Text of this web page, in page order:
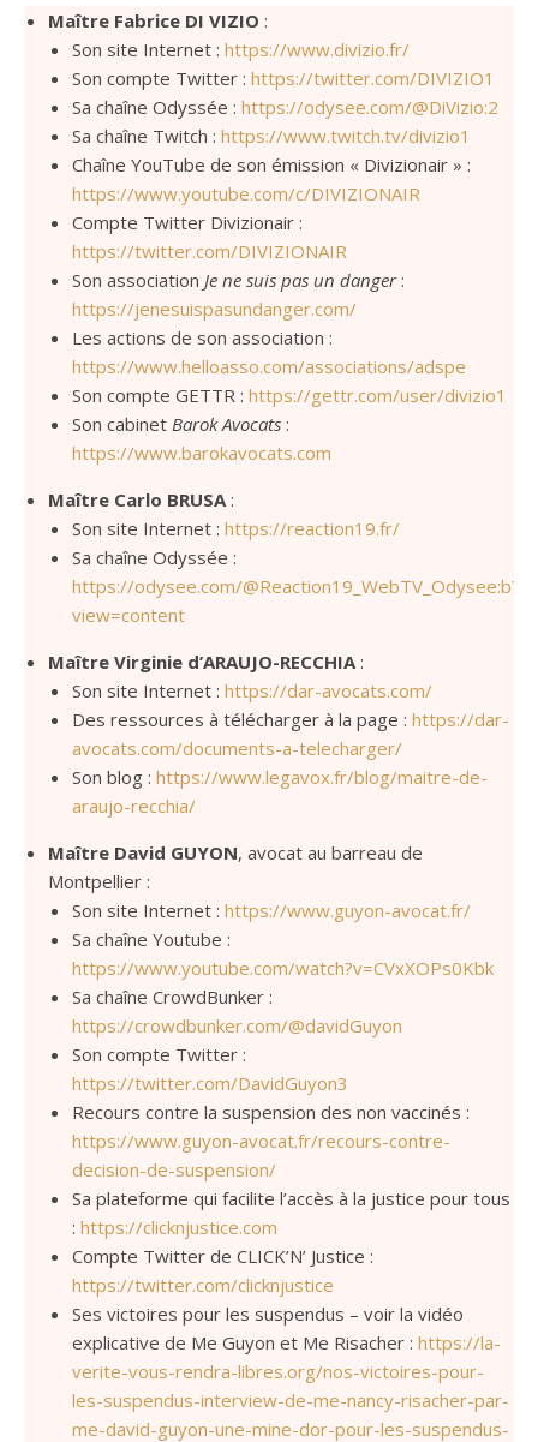
Maître Fabrice DI VIZIO :
Son site Internet : https://www.divizio.fr/
Son compte Twitter : https://twitter.com/DIVIZIO1
Sa chaîne Odyssée : https://odysee.com/@DiVizio:2
Sa chaîne Twitch : https://www.twitch.tv/divizio1
Chaîne YouTube de son émission « Divizionair » :
https://www.youtube.com/c/DIVIZIONAIR
Compte Twitter Divizionair :
https://twitter.com/DIVIZIONAIR
Son association Je ne suis pas un danger:
https://jenesuispasundanger.com/
Les actions de son association :
https://www.helloasso.com/associations/adspe
Son compte GETTR : https://gettr.com/user/divizio1
Son cabinet Barok Avocats :
https://www.barokavocats.com
Maître Carlo BRUSA :
Son site Internet : https://reaction19.fr/
Sa chaîne Odyssée :
https://odysee.com/@Reaction19_WebTV_Odysee:b?
view=content
Maître Virginie d’ARAUJO-RECCHIA :
Son site Internet : https://dar-avocats.com/
Des ressources à télécharger à la page : https://dar-
avocats.com/documents-a-telecharger/
Son blog : https://www.legavox.fr/blog/maitre-de-
araujo-recchia/
Maître David GUYON, avocat au barreau de
Montpellier :
Son site Internet : https://www.guyon-avocat.fr/
Sa chaîne Youtube :
https://www.youtube.com/watch?v=CVxXOPs0Kbk
Sa chaîne CrowdBunker :
https://crowdbunker.com/@davidGuyon
Son compte Twitter :
https://twitter.com/DavidGuyon3
Recours contre la suspension des non vaccinés :
https://www.guyon-avocat.fr/recours-contre-
decision-de-suspension/
Sa plateforme qui facilite l’accès à la justice pour tous
: https://clicknjustice.com
Compte Twitter de CLICK’N’ Justice :
https://twitter.com/clicknjustice
Ses victoires pour les suspendus – voir la vidéo
explicative de Me Guyon et Me Risacher : https://la-
verite-vous-rendra-libres.org/nos-victoires-pour-
les-suspendus-interview-de-me-nancy-risacher-par-
me-david-guyon-une-mine-dor-pour-les-suspendus-